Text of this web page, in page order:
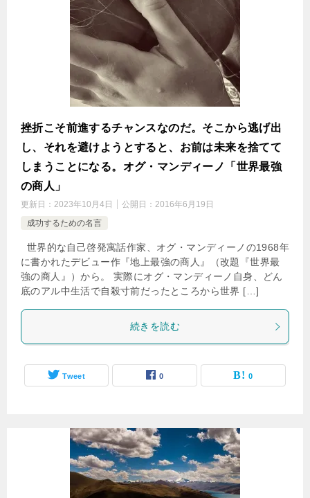
挫折こそ前進するチャンスなのだ。そこから逃げ出
し、それを避けようとすると、お前は未来を捨てて
しまうことになる。オグ・マンディーノ「世界最強
の商人」
更新日： 2023年10月4日 公開日： 2016年6月19日
成功するための名言
世界的な自己啓発寓話作家、オグ・マンディーノの1968年
に書かれたデビュー作『地上最強の商人』（改題『世界最
強の商人』）から。 実際にオグ・マンディーノ自身、どん
底のアル中生活で自殺寸前だったところから世界 […]
続きを読む
Tweet 0 0